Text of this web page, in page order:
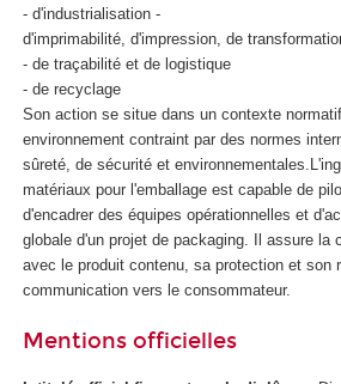
- d'industrialisation -
d'imprimabilité, d'impression, de
- de traçabilité et de logistique
- de recyclage
Son action se situe dans un contexte
environnement contraint par des normes
sûreté, de sécurité et
matériaux pour l'emballage est capable de
d'encadrer des équipes opérationnelles et
globale d'un projet de packaging. Il assure la
avec le produit contenu, sa protection et son
communication vers le consommateur.
Mentions officielles